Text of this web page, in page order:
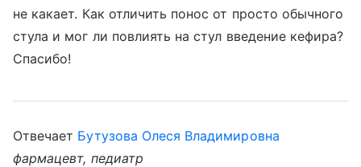
не какает. Как отличить понос от просто обычного
стула и мог ли повлиять на стул введение кефира?
Спасибо!
Отвечает Бутузова Олеся Владимировна
фармацевт, педиатр